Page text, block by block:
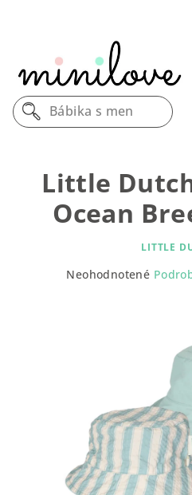
Bábika s menom
Little
Ocean
LITTLE
Neohodnotené